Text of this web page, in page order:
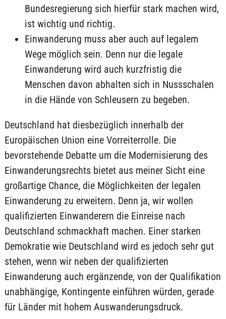
Bundesregierung sich hierfür stark machen wird,
ist wichtig und richtig.
Einwanderung muss aber auch auf legalem
Wege möglich sein. Denn nur die legale
Einwanderung wird auch kurzfristig die
Menschen davon abhalten sich in Nussschalen
in die Hände von Schleusern zu begeben.
Deutschland hat diesbezüglich innerhalb der
Europäischen Union eine Vorreiterrolle. Die
bevorstehende Debatte um die Modernisierung des
Einwanderungsrechts bietet aus meiner Sicht eine
großartige Chance, die Möglichkeiten der legalen
Einwanderung zu erweitern. Denn ja, wir wollen
qualifizierten Einwanderern die Einreise nach
Deutschland schmackhaft machen. Einer starken
Demokratie wie Deutschland wird es jedoch sehr gut
stehen, wenn wir neben der qualifizierten
Einwanderung auch ergänzende, von der Qualifikation
unabhängige, Kontingente einführen würden, gerade
für Länder mit hohem Auswanderungsdruck.